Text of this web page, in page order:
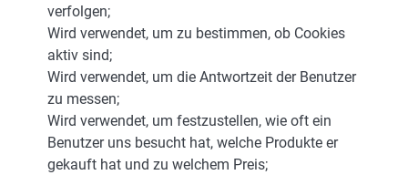
verfolgen;
Wird verwendet, um zu bestimmen, ob Cookies
aktiv sind;
Wird verwendet, um die Antwortzeit der Benutzer
zu messen;
Wird verwendet, um festzustellen, wie oft ein
Benutzer uns besucht hat, welche Produkte er
gekauft hat und zu welchem Preis;